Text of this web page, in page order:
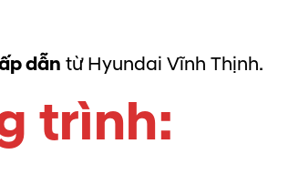
dẫn từ Hyundai Vĩnh Thịnh.
trình: